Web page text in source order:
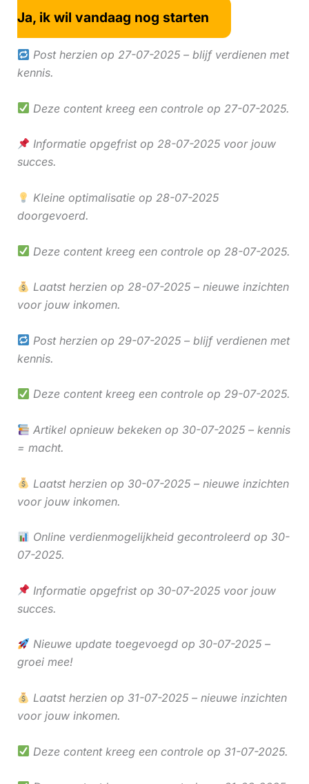
Ja, ik wil vandaag nog starten
Post herzien op 27-07-2025 – blijf verdienen met
kennis.
Deze content kreeg een controle op 27-07-2025.
Informatie opgefrist op 28-07-2025 voor jouw
succes.
Kleine optimalisatie op 28-07-2025
doorgevoerd.
Deze content kreeg een controle op 28-07-2025.
Laatst herzien op 28-07-2025 – nieuwe inzichten
voor jouw inkomen.
Post herzien op 29-07-2025 – blijf verdienen met
kennis.
Deze content kreeg een controle op 29-07-2025.
Artikel opnieuw bekeken op 30-07-2025 – kennis
= macht.
Laatst herzien op 30-07-2025 – nieuwe inzichten
voor jouw inkomen.
Online verdienmogelijkheid gecontroleerd op 30-
07-2025.
Informatie opgefrist op 30-07-2025 voor jouw
succes.
Nieuwe update toegevoegd op 30-07-2025 –
groei mee!
Laatst herzien op 31-07-2025 – nieuwe inzichten
voor jouw inkomen.
Deze content kreeg een controle op 31-07-2025.